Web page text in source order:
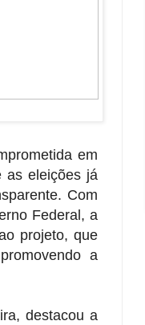
em
as eleições já
Com
Federal, a
projeto, que
a
destacou a